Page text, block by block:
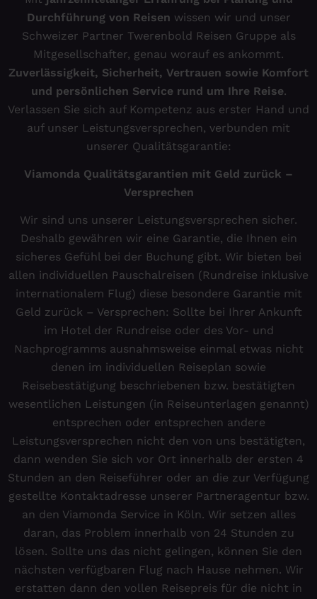
Durchführung von Reisen wissen wir und unser
Schweizer Partner Twerenbold Reisen Gruppe als
Mitgesellschafter, genau worauf es ankommt.
Zuverlässigkeit, Sicherheit, Vertrauen sowie Komfort
und persönlichen Service rund um Ihre Reise.
Verlassen Sie sich auf Kompetenz aus erster Hand und
auf unser Leistungsversprechen, verbunden mit
unserer Qualitätsgarantie:
Viamonda Qualitätsgarantien mit Geld zurück –
Versprechen
Wir sind uns unserer Leistungsversprechen sicher.
Deshalb gewähren wir eine Garantie, die Ihnen ein
sicheres Gefühl bei der Buchung gibt. Wir bieten bei
allen individuellen Pauschalreisen (Rundreise inklusive
internationalem Flug) diese besondere Garantie mit
Geld zurück – Versprechen: Sollte bei Ihrer Ankunft
im Hotel der Rundreise oder des Vor- und
Nachprogramms ausnahmsweise einmal etwas nicht
denen im individuellen Reiseplan sowie
Reisebestätigung beschriebenen bzw. bestätigten
wesentlichen Leistungen (in Reiseunterlagen genannt)
entsprechen oder entsprechen andere
Leistungsversprechen nicht den von uns bestätigten,
dann wenden Sie sich vor Ort innerhalb der ersten 4
Stunden an den Reiseführer oder an die zur Verfügung
gestellte Kontaktadresse unserer Partneragentur bzw.
an den Viamonda Service in Köln. Wir setzen alles
daran, das Problem innerhalb von 24 Stunden zu
lösen. Sollte uns das nicht gelingen, können Sie den
nächsten verfügbaren Flug nach Hause nehmen. Wir
erstatten dann den vollen Reisepreis für die nicht in